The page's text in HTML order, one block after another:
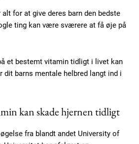
for at give deres barn den bedste
ting kan være sværere at få øje på
et bestemt vitamin tidligt i livet kan
dit barns mentale helbred langt ind i
kan skade hjernen tidligt
fra blandt andet University of